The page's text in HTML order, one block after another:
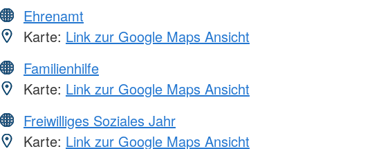
Ehrenamt
Karte: Link zur Google Maps Ansicht
Familienhilfe
Karte: Link zur Google Maps Ansicht
Freiwilliges Soziales Jahr
Karte: Link zur Google Maps Ansicht